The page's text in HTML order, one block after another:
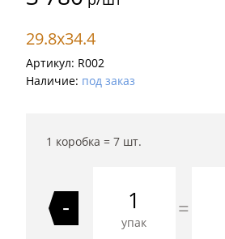
29.8x34.4
Артикул: R002
Наличие: под заказ
1 коробка = 7шт.
-
упак
=